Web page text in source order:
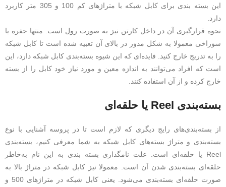
این بسته بندی برای کابل شبکه با متراژهای کم 100 و 305 متر کاربرد
دارد.
نحوه قرارگیری آن در داخل کارتن نیز به صورت رول است. منتها حفره یا
سوراخی معمولا به شکل مدور در بالای آن تعبیه شده است تا کابل شبکه
را به تدریج خارج کنید. فایده‌ای که این شیوه بسته‌بندی کابل شبکه دارد، این
است که افراد می‌توانند به اندازه معین و مورد نیاز خود کابل را از بسته
خارج کرده و از آن استفاده کنند.
بسته‌بندی Reel یا حلقه‌ای
از بسته‌بندی‌های رایج دیگری که لازم است تا در پروسه آشنایی با نوع
بسته‌بندی و متراژ بسته‌های کابل شبکه به شما معرفی کنیم، بسته‌بندی
Reel یا حلقه‌ای است. علت نامگذاری بسته بندی به این نام به‌خاطر
حلقه‌ای بسته‌بندی شدن آن است. معمولا نیز کابل شبکه در متراژ بالا به
صورت حلقه‌ای بسته‌بندی می‌شود. یعنی کابل شبکه در متراژهای 500 و